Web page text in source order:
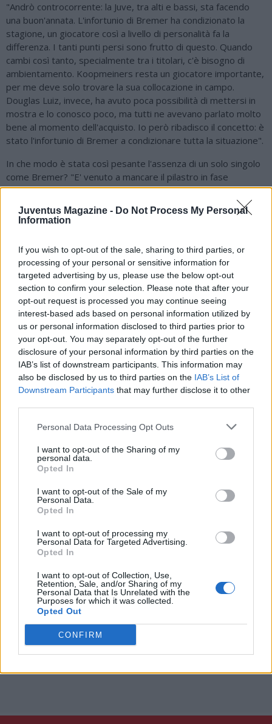
Juventus Magazine - Do Not Process My Personal
Information
If you wish to opt-out of the sale, sharing to third parties, or
processing of your personal or sensitive information for
targeted advertising by us, please use the below opt-out
section to confirm your selection. Please note that after your
opt-out request is processed you may continue seeing
interest-based ads based on personal information utilized by
us or personal information disclosed to third parties prior to
your opt-out. You may separately opt-out of the further
disclosure of your personal information by third parties on the
IAB’s list of downstream participants. This information may
also be disclosed by us to third parties on the IAB’s List of
Downstream Participants that may further disclose it to other
Personal Data Processing Opt Outs
I want to opt-out of the Sharing of my
personal data.
Opted In
I want to opt-out of the Sale of my
Personal Data.
Opted In
I want to opt-out of processing my
Personal Data for Targeted Advertising.
Opted In
I want to opt-out of Collection, Use,
Retention, Sale, and/or Sharing of my
Personal Data that Is Unrelated with the
Purposes for which it was collected.
Opted Out
CONFIRM
"Andrò controcorrente: la Juve, tra alti e bassi, sta facendo
una buon'annata. L'infortunio di Bremer ha condizionato la
stagione, un giocatore così a livello di personalità fa la
differenza. I tanti punti persi sono frutto di questo. Quando
cambi così tanto, specialmente tra i titolari, c'è bisogno di
ambientamento. Koopmeiners resta un giocatore importante,
per me deve solo trovare la sua collocazione in campo.
Douglas Luiz, invece, ha avuto poca possibilità di mettersi in
mostra e lo conosco poco, ma tutti ne avevano parlato molto
bene al momento dell'acquisto. Io però ribadisco il concetto: è
stato l'infortunio di Bremer a condizionare tutta la situazione".
In che modo è stata così pesante l'assenza di un solo singolo
come Bremer? "E' venuto a mancare il pilastro in fase
difensiva, la bravura di Bremer era quella di correggere i tanti
errori dei giovani compagni che stanno pian piano crescendo.
E anche loro, con un giocatore così forte a fianco, riuscivano a
Dunque sei convinto che senza l'infortunio di Bremer, la Juve
sarebbe stata da scudetto? “Secondo me no, perché in alcune
partite ha dimostrato di non essere ancora pronta. Però con
Bremer avrebbe a quest'ora 6/7 punti in più, sarebbe terza a
giocarsi la possibilità di arrivare seconda. Il Napoli non è stato
colpito troppo dagli infortuni e ha avuto la bravura di sostituire
in maniera egregia Kvaratskhelia venduto a gennaio. E' stata la
fase difensiva con Buongiorno a far la differenza rispetto
all'anno scorso. Ci sarà fuori anche Neres, è vero, ma la sua
perdita si farà molto sentire. Se il difensore si fosse fatto
male prima, i partenopei non avrebbero lottato fino in fondo
Capitolo allenatore: sei tra quelli che terrebbe Tudor anche
Tudor è un top coach e oltre a conoscere l'ambiente è in
possesso dello spirito Juventus. Qui non vedo il problema
allenatore e avevo la stessa idea anche quando c'era Motta,
come dicevo sono stati gli infortuni a condizionare la stagione.
L'Inter ha un qualcosa in più a livello di rosa, ma la Juve al
completo è alla pari del Napoli".